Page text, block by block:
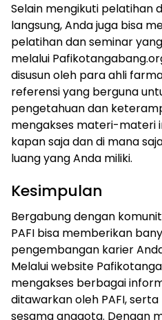
Selain mengikuti pelatihan
langsung, Anda juga bisa
pelatihan dan seminar
melalui
disusun oleh para ahli
referensi yang berguna
pengetahuan dan
mengakses materi-materi
kapan saja dan di mana
luang yang Anda miliki.
Kesimpulan
Bergabung dengan
PAFI bisa memberikan
pengembangan karier
Melalui website
mengakses berbagai
ditawarkan oleh PAFI,
sesama anggota. Dengan